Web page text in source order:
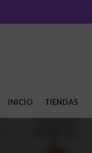
INICIO TIENDAS